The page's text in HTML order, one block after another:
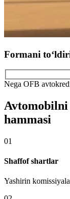
Formani
Nega OFB
Avtomobilni
hammasi
01
Shaffof shartlar
Yashirin